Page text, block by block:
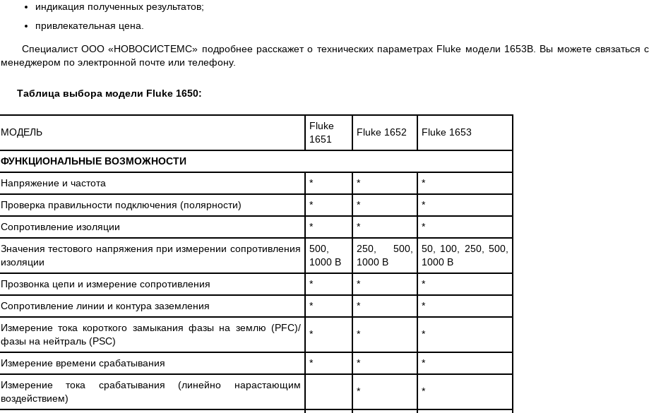
индикация полученных результатов;
привлекательная цена.
Специалист ООО «НОВОСИСТЕМС» подробнее расскажет о технических параметрах Fluke модели 1653B. Вы можете связаться с
менеджером по электронной почте или телефону.
Таблица выбора модели Fluke 1650:
МОДЕЛЬ
Fluke
1651
Fluke 1652 Fluke 1653
ФУНКЦИОНАЛЬНЫЕ ВОЗМОЖНОСТИ
Напряжение и частота
* *
*
Проверка правильности подключения (полярности)
* *
*
Сопротивление изоляции
* *
*
Значения тестового напряжения при измерении сопротивления
изоляции
500,
1000 В
250, 500,
1000 В
50, 100, 250, 500,
1000 В
Прозвонка цепи и измерение сопротивления
* *
*
Сопротивление линии и контура заземления
* *
*
Измерение тока короткого замыкания фазы на землю (PFC)/
фазы на нейтраль (PSC)
* * *
Измерение времени срабатывания * *
*
Измерение тока срабатывания (линейно нарастающим
воздействием)
* *